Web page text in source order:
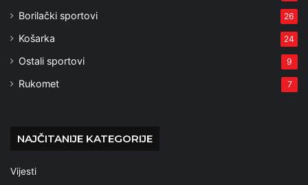
Borilački sportovi 26
Košarka 24
Ostali sportovi 9
Rukomet 7
NAJČITANIJE KATEGORIJE
Vijesti